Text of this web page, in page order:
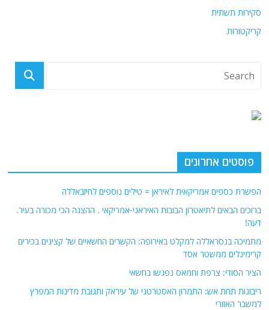
סקירות תשתית
קריקטורות
פוסטים אחרונים
הפשרת כספים אמריקאית לאיראן = טילים נוספים לחיזבאללה
ברוכים הבאים לתיאטרון הבובות האיראני-אמריקאי . ההצגה הכי מכורה בעיר.
דעה!
מתמיכה בנסראללה למקלט באירופה: הקשרים החשאיים של קצינים בכירים
קרימינלים ממשטר אסד
הציר הסודי: צרפת וחמאס נפגשו בחשאי
ריבונות תחת אש: התמרון האסטרטגי של עיראק ותגובת מדינות המפרץ
למשבר האזורי